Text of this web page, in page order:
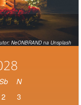
N
2
3
NeONBRAND na Unsplash